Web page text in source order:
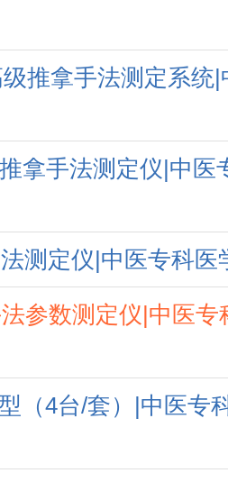
推拿手法测定系统
拿手法测定仪|中医
测定仪|中医专科医
参数测定仪|中医专
（4台/套）|中医专